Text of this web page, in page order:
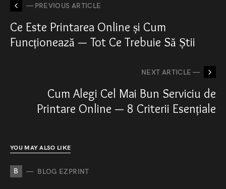
— PREVIOUS ARTICLE
Ce Este Printarea Online și Cum
Funcționează — Tot Ce Trebuie Să Știi
NEXT ARTICLE —
Cum Alegi Cel Mai Bun Serviciu de
Printare Online — 8 Criterii Esențiale
YOU MAY ALSO LIKE
B BLOG EZPRINT